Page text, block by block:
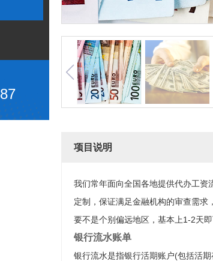
项目说明
我们常年面向全国各地提供代办工资
定制，保证满足金融机构的审查需求
要不是个别偏远地区，基本上1-2天即
银行流水账单
银行流水是指银行活期账户(包括活